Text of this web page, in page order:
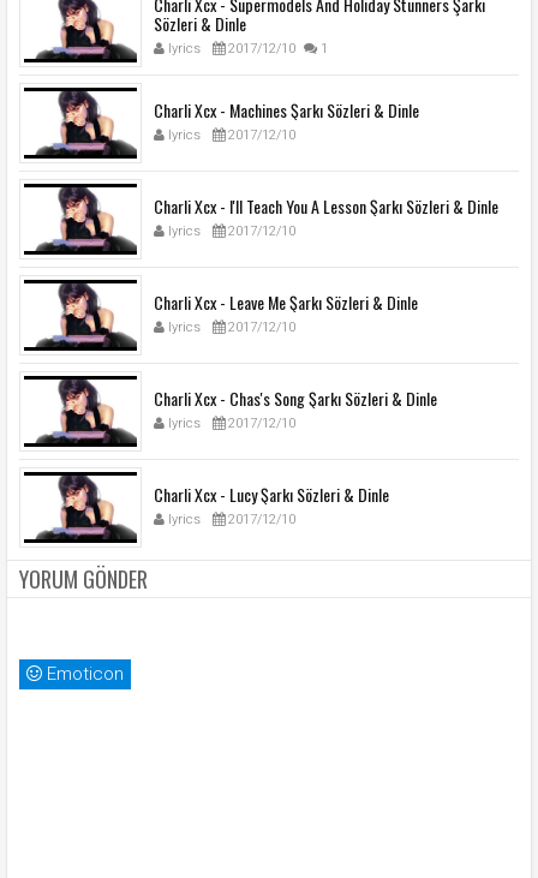
Sözleri & Dinle
lyrics 2017/12/10 1
Charli Xcx - Machines Şarkı Sözleri & Dinle
lyrics 2017/12/10
Charli Xcx - I'll Teach You A Lesson Şarkı Sözleri & Dinle
lyrics 2017/12/10
Charli Xcx - Leave Me Şarkı Sözleri & Dinle
lyrics 2017/12/10
Charli Xcx - Chas's Song Şarkı Sözleri & Dinle
lyrics 2017/12/10
Charli Xcx - Lucy Şarkı Sözleri & Dinle
lyrics 2017/12/10
YORUM GÖNDER
Emoticon